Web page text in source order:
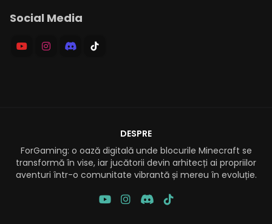
Social Media
DESPRE
ForGaming: o oază digitală unde blocurile Minecraft se
transformă în vise, iar jucătorii devin arhitecți ai propriilor
aventuri într-o comunitate vibrantă și mereu în evoluție.